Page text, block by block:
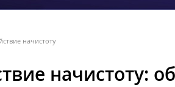
начистоту
начистоту: